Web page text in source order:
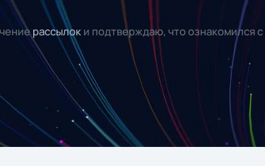
рассылок и подтверждаю, что ознакомился с